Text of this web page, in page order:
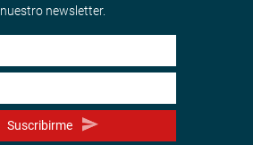
nuestro newsletter.
Suscribirme